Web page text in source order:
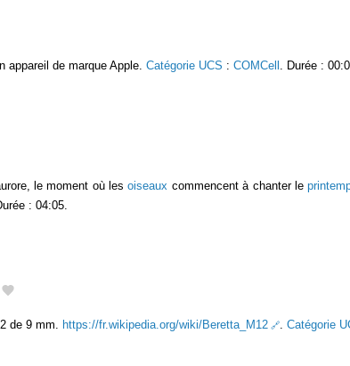
appareil de marque Apple. Catégorie UCS : COMCell . Durée :
le moment où lesoiseaux commencent à chanter le
: 04:05.
de 9 mm. https://fr.wikipedia.org/wiki/Beretta_M12 . Catégorie